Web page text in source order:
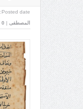
Posted date:
المصطفى |
0